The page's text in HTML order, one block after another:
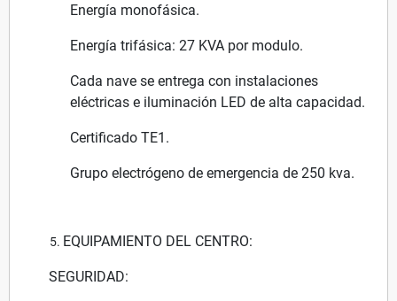
Energía monofásica.
Energía trifásica: 27 KVA por modulo.
Cada nave se entrega con instalaciones
eléctricas e iluminación LED de alta capacidad.
Certificado TE1.
Grupo electrógeno de emergencia de 250 kva.
EQUIPAMIENTO DEL CENTRO:
SEGURIDAD: